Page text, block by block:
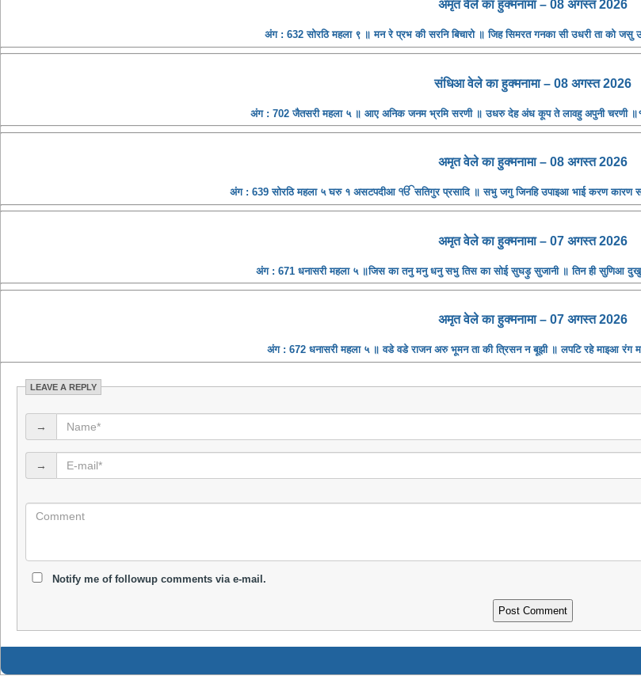
अमृत ​​वेले का हुक्मनामा – 08 अगस्त 2026
अंग : 632 सोरठि महला ९ ॥ मन रे प्रभ की सरनि बिचारो ॥ जिह सिमरत गनका सी उधरी ता को
संधिआ ​​वेले का हुक्मनामा – 08 अगस्त 2026
अंग : 702 जैतसरी महला ५ ॥ आए अनिक जनम भ्रमि सरणी ॥ उधरु देह अंध कूप ते लावहु अपुनी चरणी
अमृत ​​वेले का हुक्मनामा – 08 अगस्त 2026
अंग : 639 सोरठि महला ५ घरु १ असटपदीआ ੴ सतिगुर प्रसादि ॥ सभु जगु जिनहि उपाइआ भाई करण कारण
अमृत ​​वेले का हुक्मनामा – 07 अगस्त 2026
अंग : 671 धनासरी महला ५ ॥जिस का तनु मनु धनु सभु तिस का सोई सुघड़ु सुजानी ॥ तिन ही सुणिआ
अमृत ​​वेले का हुक्मनामा – 07 अगस्त 2026
अंग : 672 धनासरी महला ५ ॥ वडे वडे राजन अरु भूमन ता की त्रिसन न बूझी ॥ लपटि रहे माइआ रंग
LEAVE A REPLY
→
→
Notify me of followup comments via e-mail.